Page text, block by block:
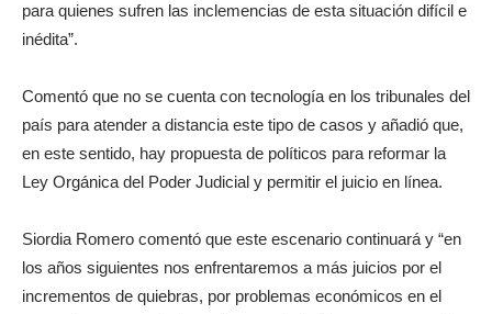
para quienes sufren las inclemencias de esta situación difícil e
inédita”.
Comentó que no se cuenta con tecnología en los tribunales del
país para atender a distancia este tipo de casos y añadió que,
en este sentido, hay propuesta de políticos para reformar la
Ley Orgánica del Poder Judicial y permitir el juicio en línea.
Siordia Romero comentó que este escenario continuará y “en
los años siguientes nos enfrentaremos a más juicios por el
incrementos de quiebras, por problemas económicos en el